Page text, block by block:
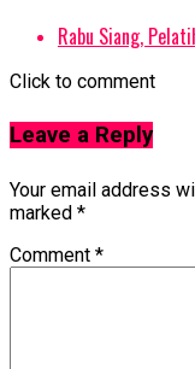
Rabu Siang,
Click to comment
Leave a Reply
Your email address
marked *
Comment *